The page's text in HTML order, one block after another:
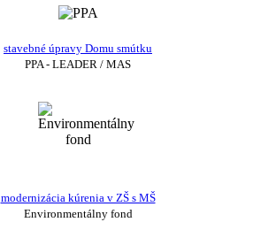
stavebné úpravy Domu smútku
PPA - LEADER / MAS
modernizácia kúrenia v ZŠ s MŠ
Environmentálny fond